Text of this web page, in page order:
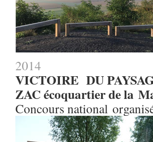
2014
VICTOIRE DU
ZAC écoquartier de la
Concours national